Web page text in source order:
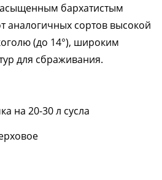
бархатистым
аналогичных сортов высокой
(до 14°), широким
для сбраживания.
на 20-30 л сусла